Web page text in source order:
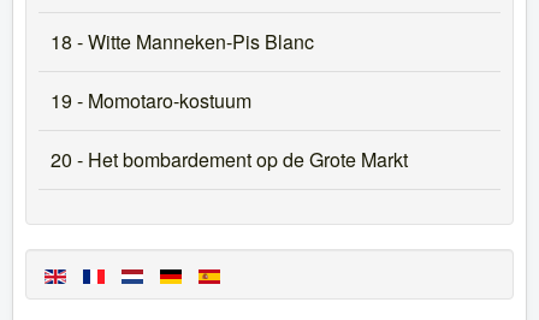
18 - Witte Manneken-Pis Blanc
19 - Momotaro-kostuum
20 - Het bombardement op de Grote Markt